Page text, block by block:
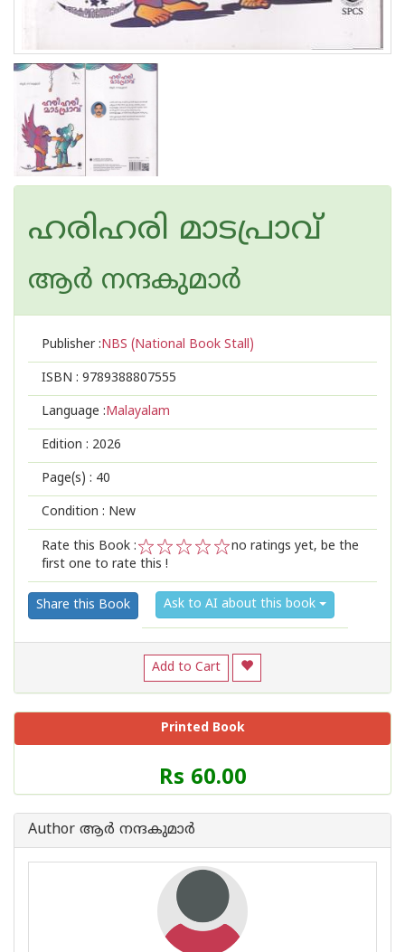
ഹരിഹരി മാടപ്രാവ്
ആര്‍ നന്ദകുമാര്‍
Publisher :NBS (National Book Stall)
ISBN : 9789388807555
Language :Malayalam
Edition : 2026
Page(s) : 40
Condition : New
Rate this Book :
2
1
no ratings yet, be the
first one to rate this !
Share this Book Ask to AI about this book
Add to Cart
Printed Book
Price
of
Book
is
Rs 60.00
Author ആര്‍ നന്ദകുമാര്‍